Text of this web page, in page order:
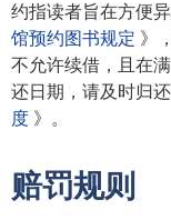
约指读者旨在方便
馆预约图书规定 》
不允许续借，且在
还日期，请及时归
度 》。
赔罚规则